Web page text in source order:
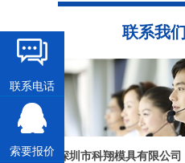
联系我们
深圳市科翔模具有限公司
联系电话
索要报价